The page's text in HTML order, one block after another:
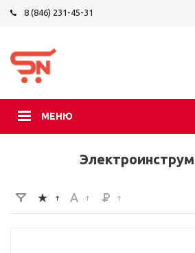
8 (846) 231-45-31
МЕНЮ